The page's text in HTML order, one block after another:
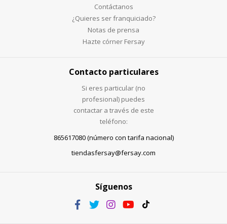
Contáctanos
¿Quieres ser franquiciado?
Notas de prensa
Hazte córner Fersay
Contacto particulares
Si eres particular (no
profesional) puedes
contactar a través de este
teléfono:
865617080 (número con tarifa nacional)
tiendasfersay@fersay.com
Síguenos